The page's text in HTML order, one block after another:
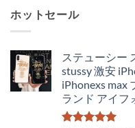
ホットセール
ステューシー
stussy 激安
iPhonexs max
ランド アイフ